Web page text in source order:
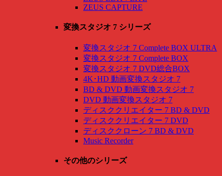
ZEUS CAPTURE
変換スタジオ 7 シリーズ
変換スタジオ 7 Complete BOX ULTRA
変換スタジオ 7 Complete BOX
変換スタジオ 7 DVD総合BOX
4K･HD 動画変換スタジオ 7
BD & DVD 動画変換スタジオ 7
DVD 動画変換スタジオ 7
ディスククリエイター 7 BD & DVD
ディスククリエイター 7 DVD
ディスククローン 7 BD & DVD
Music Recorder
その他のシリーズ